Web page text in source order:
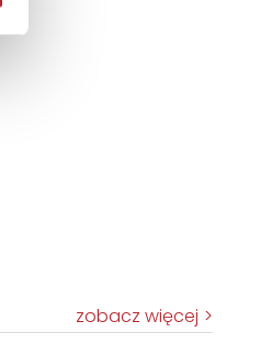
zobacz więcej